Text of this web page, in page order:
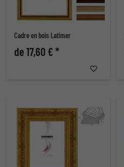
Cadre en bois Latimer
de 17,60 € *